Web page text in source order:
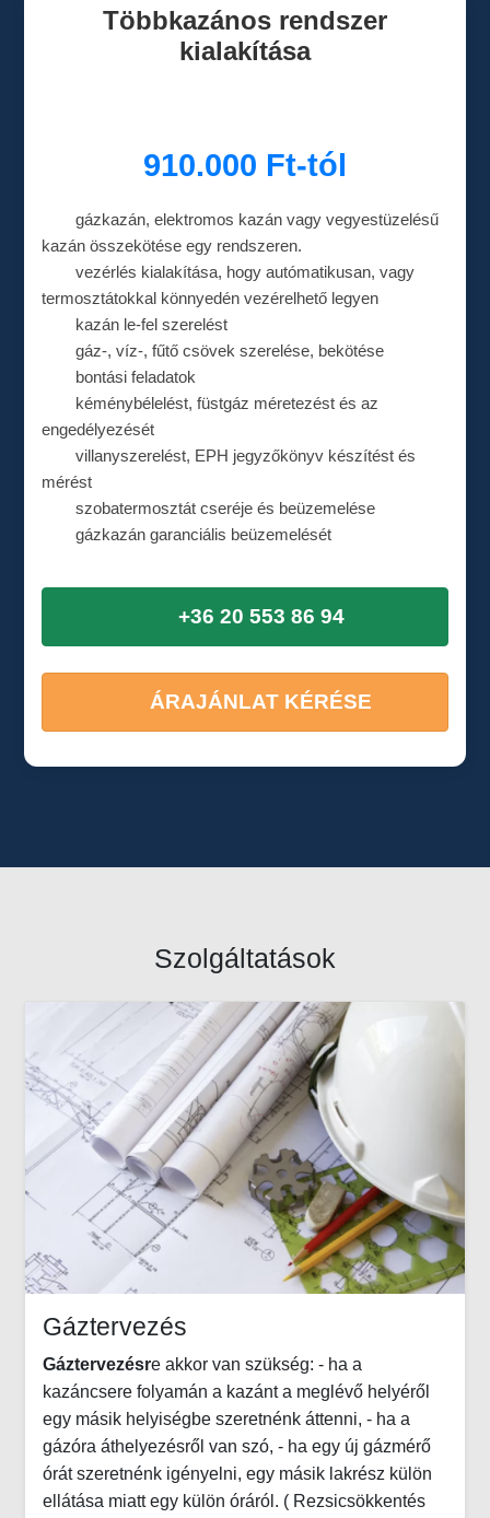
Többkazános rendszer
kialakítása
910.000 Ft-tól
gázkazán, elektromos kazán vagy vegyestüzelésű
kazán összekötése egy rendszeren.
vezérlés kialakítása, hogy autómatikusan, vagy
termosztátokkal könnyedén vezérelhető legyen
kazán le-fel szerelést
gáz-, víz-, fűtő csövek szerelése, bekötése
bontási feladatok
kéménybélelést, füstgáz méretezést és az
engedélyezését
villanyszerelést, EPH jegyzőkönyv készítést és
mérést
szobatermosztát cseréje és beüzemelése
gázkazán garanciális beüzemelését
+36 20 553 86 94
ÁRAJÁNLAT KÉRÉSE
Szolgáltatások
Gáztervezés
Gáztervezésre akkor van szükség: - ha a
kazáncsere folyamán a kazánt a meglévő helyéről
egy másik helyiségbe szeretnénk áttenni, - ha a
gázóra áthelyezésről van szó, - ha egy új gázmérő
órát szeretnénk igényelni, egy másik lakrész külön
ellátása miatt egy külön óráról. ( Rezsicsökkentés